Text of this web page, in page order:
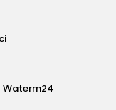
Waterm24